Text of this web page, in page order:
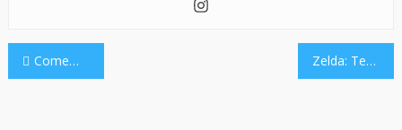
Navegação
Comemorando 25 anos, a franquia Dragon Quest Monsters está prestes a receber um novo jogo emocionante. Zelda: Tears of the Kingdom, de acordo com relatos, apresenta desempenho inferior em modelos antigos do Nintendo Switch.